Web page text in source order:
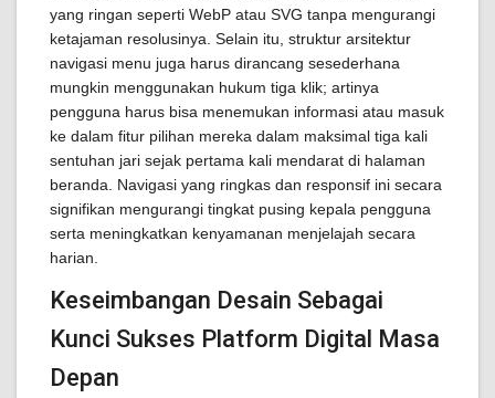
yang ringan seperti WebP atau SVG tanpa mengurangi
ketajaman resolusinya. Selain itu, struktur arsitektur
navigasi menu juga harus dirancang sesederhana
mungkin menggunakan hukum tiga klik; artinya
pengguna harus bisa menemukan informasi atau masuk
ke dalam fitur pilihan mereka dalam maksimal tiga kali
sentuhan jari sejak pertama kali mendarat di halaman
beranda. Navigasi yang ringkas dan responsif ini secara
signifikan mengurangi tingkat pusing kepala pengguna
serta meningkatkan kenyamanan menjelajah secara
harian.
Keseimbangan Desain Sebagai
Kunci Sukses Platform Digital Masa
Depan